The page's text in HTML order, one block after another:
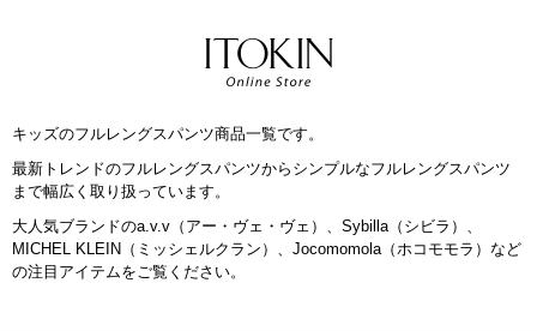
MK MICHEL KLEIN BAG
HIROKO KOSHINO
re:edition project 165
セットアップワンピース
その他のジャケット・スーツ
ノーカラーコート
ライダースジャケット
デニムジャケット
財布・名刺入れ・ケース
ハンカチ・バンダナ
手袋
ブローチ・コサージュ
その他のアクセサリー
クラッチバッグ
バックパック・リュック
ボディバッグ・メッセンジャーバッグ
ブーツ・ブーティー
フラットシューズ
ローファー
オーキッド・胡蝶蘭
カサブランカ・カラー
ラナンキュラス
キッズのフルレングスパンツ商品一覧です。
最新トレンドのフルレングスパンツからシンプルなフルレングスパンツ
まで幅広く取り扱っています。
大人気ブランドのa.v.v（アー・ヴェ・ヴェ）、Sybilla（シビラ）、
MICHEL KLEIN（ミッシェルクラン）、Jocomomola（ホコモモラ）など
の注目アイテムをご覧ください。